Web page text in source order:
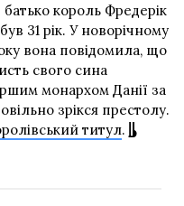
батько король Фредерік
31 рік. У новорічному
вона повідомила, що
свого сина
монархом Данії за
зрікся престолу.
титул.